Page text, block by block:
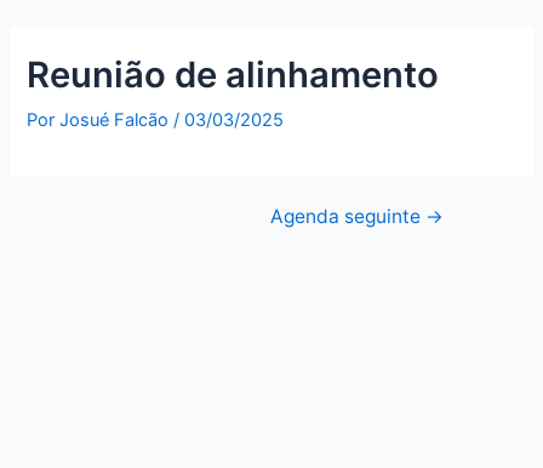
Reunião de alinhamento
PorJosué Falcão/03/03/2025
Agenda seguinte →